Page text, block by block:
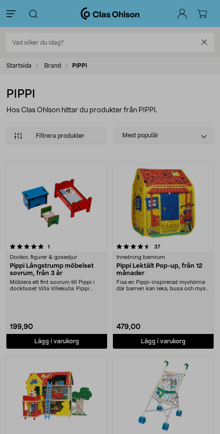
Startsida Brand PIPPI
PIPPI
Hos Clas Ohlson hittar du produkter från PIPPI.
Filtrera produkter
Select
Mest populär
1
Dockor, figurer & gosedjur
Pippi Långstrump möbelset
sovrum, från 3 år
Möblera ett fint sovrum till Pippi i
dockhuset Villa Villekulla. Pippi
199,90
Lägg i varukorg
4.5 av 5 stjärnor 37recensioner
Inredning barnrum
Pippi Lektält Pop-up, från 12
månader
Fixa en Pippi-inspirerad myshörna
där barnen kan leka, busa och mysa.
479,00
Lägg i varukorg